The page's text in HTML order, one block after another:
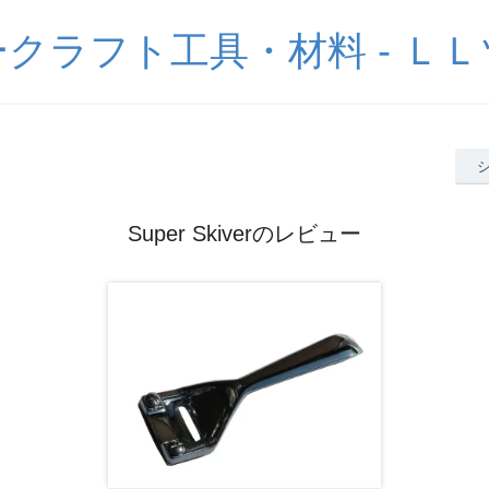
ラフト工具・材料 - Ｌ
Super Skiverのレビュー